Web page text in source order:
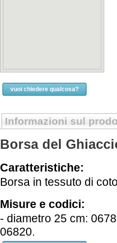
vuoi chiedere qualcosa?
Informazioni sul
Borsa del
Caratteristiche:
Borsa in tessuto di
Misure e codici:
- diametro 25 cm:
06820.